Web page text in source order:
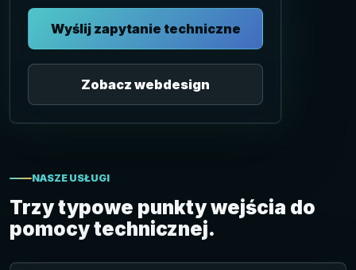
Wyślij zapytanie techniczne
Zobacz webdesign
NASZE USŁUGI
Trzy typowe punkty wejścia do
pomocy technicznej.